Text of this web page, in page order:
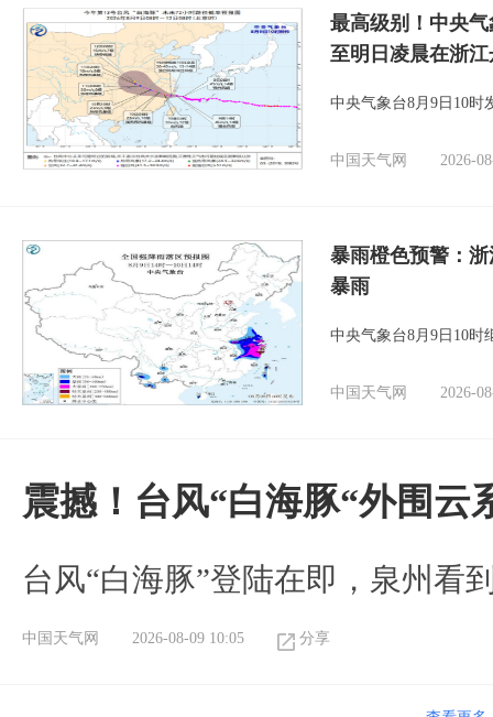
最高级别！中央
至明日凌晨在浙
中央气象台8月9日10时
中国天气网 2026-
暴雨橙色预警：
暴雨
中央气象台8月9日10时
中国天气网 2026-
震撼！台风“白海豚“外围云
台风“白海豚”登陆在即，泉州看
中国天气网 2026-08-09 10:05 分享